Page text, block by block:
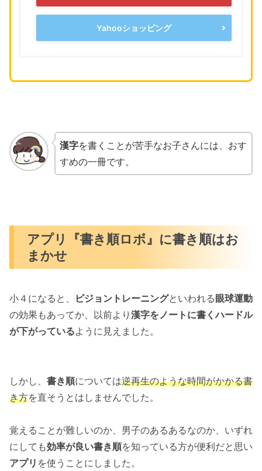
Yahooショッピング
漢字を書くことが苦手なお子さんには、おす
すめの一冊です。
アプリ『書き順ロボ』に書き順はお
まかせ
小４になると、 ビジョントレーニングといわれる 眼球運動
の効果もあってか、以前より 漢字をノートに書くハードル
が下がっているように見えました。
しかし、 書き順については逆再生のような時間がかかる書
き方を直そうとはしませんでした。
覚えることが難しいのか、男子のあるあるなのか、いずれ
にしても効率が良い書き順を知っている方が便利だと思い
アプリ を使うことにしました。